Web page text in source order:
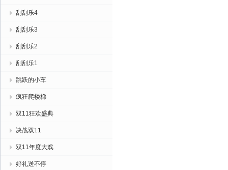
刮刮乐4
刮刮乐3
刮刮乐2
刮刮乐1
跳跃的小车
疯狂爬楼梯
双11狂欢盛典
决战双11
双11年度大戏
好礼送不停